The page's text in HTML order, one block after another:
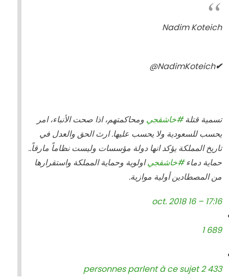
Nadim Koteich
✔
@NadimKoteich
تسمية قتلة#خاشقجي ومحاكمتهم، اذا صحت الأنباء، امر
يحسب للسعودية ولا يحسب عليها. ارث الحق والعدل في
تاريخ المملكة يؤكد انها دولة مؤسسات وليست نظاماً مارقاً..
حماية دماء#خاشقجياولوية وحماية المملكة واستقرارها
من المصطادين أولية موازية.
17:16 – 16 oct. 2018
1 689
2 433 personnes parlent à ce sujet